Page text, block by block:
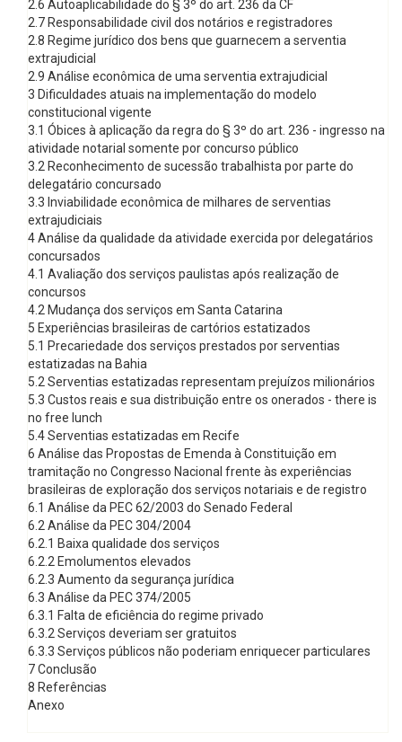
2.6 Autoaplicabilidade do § 3º do art. 236 da CF
2.7 Responsabilidade civil dos notários e registradores
2.8 Regime jurídico dos bens que guarnecem a serventia
extrajudicial
2.9 Análise econômica de uma serventia extrajudicial
3 Dificuldades atuais na implementação do modelo
constitucional vigente
3.1 Óbices à aplicação da regra do § 3º do art. 236 - ingresso na
atividade notarial somente por concurso público
3.2 Reconhecimento de sucessão trabalhista por parte do
delegatário concursado
3.3 Inviabilidade econômica de milhares de serventias
extrajudiciais
4 Análise da qualidade da atividade exercida por delegatários
concursados
4.1 Avaliação dos serviços paulistas após realização de
concursos
4.2 Mudança dos serviços em Santa Catarina
5 Experiências brasileiras de cartórios estatizados
5.1 Precariedade dos serviços prestados por serventias
estatizadas na Bahia
5.2 Serventias estatizadas representam prejuízos milionários
5.3 Custos reais e sua distribuição entre os onerados - there is
no free lunch
5.4 Serventias estatizadas em Recife
6 Análise das Propostas de Emenda à Constituição em
tramitação no Congresso Nacional frente às experiências
brasileiras de exploração dos serviços notariais e de registro
6.1 Análise da PEC 62/2003 do Senado Federal
6.2 Análise da PEC 304/2004
6.2.1 Baixa qualidade dos serviços
6.2.2 Emolumentos elevados
6.2.3 Aumento da segurança jurídica
6.3 Análise da PEC 374/2005
6.3.1 Falta de eficiência do regime privado
6.3.2 Serviços deveriam ser gratuitos
6.3.3 Serviços públicos não poderiam enriquecer particulares
7 Conclusão
8 Referências
Anexo